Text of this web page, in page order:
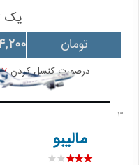
یک
تومان
درصورت کنسل کردن7
3
مالیبو